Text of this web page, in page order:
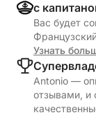
с
Вас будет
Узнать
Antonio —
отзывами, и